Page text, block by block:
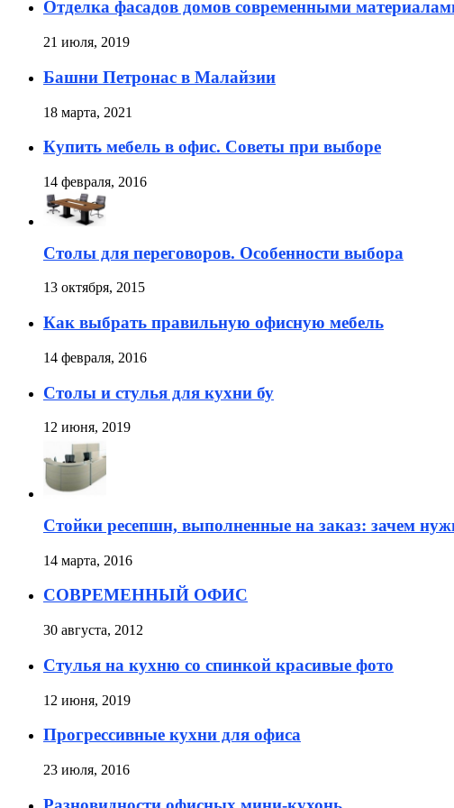
Отделка фасадов домов современными
21 июля, 2019
Башни Петронас в Малайзии
18 марта, 2021
Купить мебель в офис. Советы при выборе
14 февраля, 2016
Столы для переговоров. Особенности выбора
13 октября, 2015
Как выбрать правильную офисную мебель
14 февраля, 2016
Столы и стулья для кухни бу
12 июня, 2019
Стойки ресепшн, выполненные на заказ: зачем
14 марта, 2016
СОВРЕМЕННЫЙ ОФИС
30 августа, 2012
Стулья на кухню со спинкой красивые фото
12 июня, 2019
Прогрессивные кухни для офиса
23 июля, 2016